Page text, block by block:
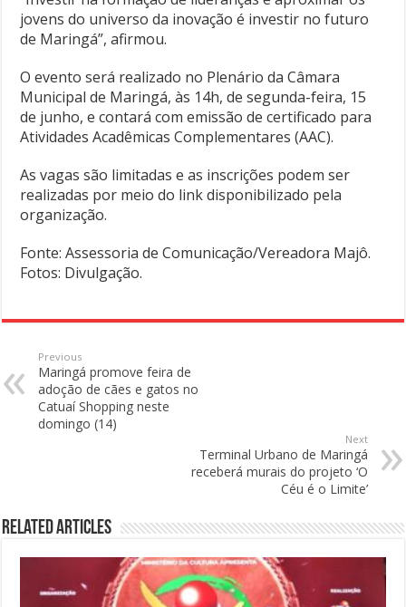
jovens do universo da inovação é investir no futuro
de Maringá”, afirmou.
O evento será realizado no Plenário da Câmara
Municipal de Maringá, às 14h, de segunda-feira, 15
de junho, e contará com emissão de certificado para
Atividades Acadêmicas Complementares (AAC).
As vagas são limitadas e as inscrições podem ser
realizadas por meio do link disponibilizado pela
organização.
Fonte: Assessoria de Comunicação/Vereadora Majô.
Fotos: Divulgação.
Previous
Maringá promove feira de
adoção de cães e gatos no
Catuaí Shopping neste
domingo (14)
Next
Terminal Urbano de Maringá
receberá murais do projeto ‘O
Céu é o Limite’
Related Articles